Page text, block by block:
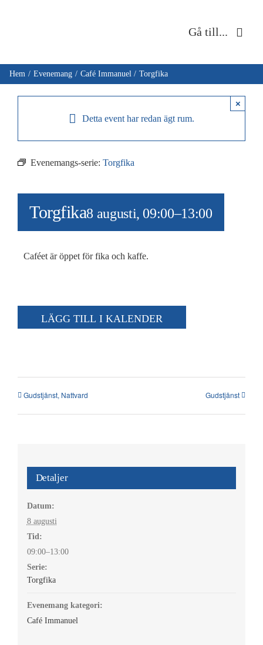
Gå till...
Hem
Barn & unga
EFTER:
Hem Evenemang Café Immanuel Torgfika
Detta event har redan ägt rum.
×
Evenemangs-serie: Torgfika
Torgfika8 augusti, 09:00–13:00
Caféet är öppet för fika och kaffe.
LÄGG TILL I KALENDER
Gudstjänst, Nattvard Gudstjänst
Detaljer
Datum:
8 augusti
Tid:
09:00–13:00
Serie:
Torgfika
Evenemang kategori:
Café Immanuel